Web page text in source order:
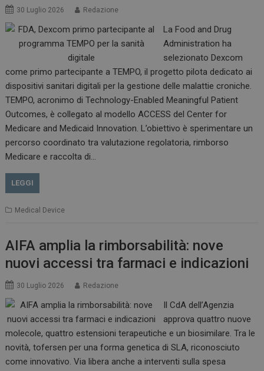
30 Luglio 2026 Redazione
La Food and Drug
Administration ha
selezionato Dexcom
come primo partecipante a TEMPO, il progetto pilota dedicato ai
dispositivi sanitari digitali per la gestione delle malattie croniche.
TEMPO, acronimo di Technology-Enabled Meaningful Patient
Outcomes, è collegato al modello ACCESS del Center for
Medicare and Medicaid Innovation. L’obiettivo è sperimentare un
percorso coordinato tra valutazione regolatoria, rimborso
Medicare e raccolta di…
LEGGI
Medical Device
AIFA amplia la rimborsabilità: nove
nuovi accessi tra farmaci e indicazioni
30 Luglio 2026 Redazione
Il CdA dell’Agenzia
approva quattro nuove
molecole, quattro estensioni terapeutiche e un biosimilare. Tra le
novità, tofersen per una forma genetica di SLA, riconosciuto
come innovativo. Via libera anche a interventi sulla spesa
__Secure-YNID
VISITOR_PRIVACY_METADATA
Google LLC
.youtube.com